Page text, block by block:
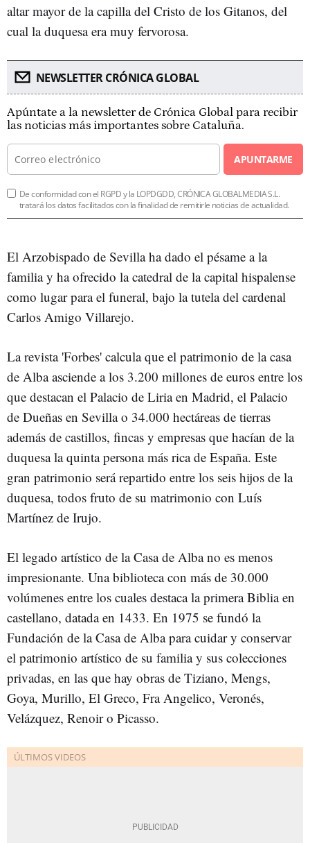
altar mayor de la capilla del Cristo de los Gitanos, del
cual la duquesa era muy fervorosa.
NEWSLETTER CRÓNICA GLOBAL
Apúntate a la newsletter de Crónica Global para recibir
las noticias más importantes sobre Cataluña.
APUNTARME
De conformidad con el RGPD y la LOPDGDD, CRÓNICA GLOBALMEDIA S.L.
tratará los datos facilitados con la finalidad de remitirle noticias de actualidad.
El Arzobispado de Sevilla ha dado el pésame a la
familia y ha ofrecido la catedral de la capital hispalense
como lugar para el funeral, bajo la tutela del cardenal
Carlos Amigo Villarejo.
La revista 'Forbes' calcula que el patrimonio de la casa
de Alba asciende a los 3.200 millones de euros entre los
que destacan el Palacio de Liria en Madrid, el Palacio
de Dueñas en Sevilla o 34.000 hectáreas de tierras
además de castillos, fincas y empresas que hacían de la
duquesa la quinta persona más rica de España. Este
gran patrimonio será repartido entre los seis hijos de la
duquesa, todos fruto de su matrimonio con Luís
Martínez de Irujo.
El legado artístico de la Casa de Alba no es menos
impresionante. Una biblioteca con más de 30.000
volúmenes entre los cuales destaca la primera Biblia en
castellano, datada en 1433. En 1975 se fundó la
Fundación de la Casa de Alba para cuidar y conservar
el patrimonio artístico de su familia y sus colecciones
privadas, en las que hay obras de Tiziano, Mengs,
Goya, Murillo, El Greco, Fra Angelico, Veronés,
Velázquez, Renoir o Picasso.